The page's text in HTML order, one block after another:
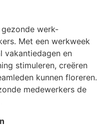
werk-
Met een werkweek
vakantiedagen en
stimuleren, creëren
kunnen floreren.
medewerkers de